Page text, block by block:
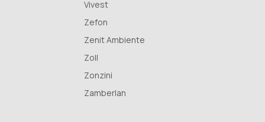
Vivest
Zefon
Zenit Ambiente
Zoll
Zonzini
Zamberlan